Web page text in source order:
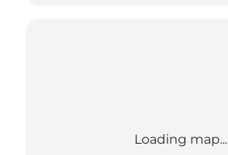
Loading map...